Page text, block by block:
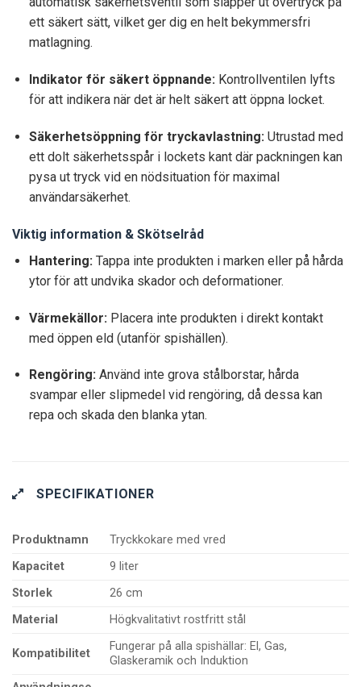
ett säkert sätt, vilket ger dig en helt bekymmersfri
matlagning.
Indikator för säkert öppnande:Kontrollventilen lyfts
för att indikera när det är helt säkert att öppna locket.
Säkerhetsöppning för tryckavlastning:Utrustad med
ett dolt säkerhetsspår i lockets kant där packningen kan
pysa ut tryck vid en nödsituation för maximal
användarsäkerhet.
Viktig information & Skötselråd
Hantering:Tappa inte produkten i marken eller på hårda
ytor för att undvika skador och deformationer.
Värmekällor: Placera inte produkten i direkt kontakt
med öppen eld (utanför spishällen).
Rengöring:Använd inte grova stålborstar, hårda
svampar eller slipmedel vid rengöring, då dessa kan
repa och skada den blanka ytan.
SPECIFIKATIONER
Produktnamn
Tryckkokare med vred
Kapacitet
9 liter
Storlek
26 cm
Material
Högkvalitativt rostfritt stål
Kompatibilitet
Fungerar på alla spishällar: El, Gas,
Glaskeramik och Induktion